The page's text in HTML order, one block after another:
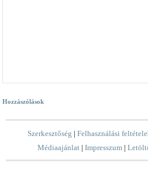
Hozzászólások
Szerkesztőség |Felhasználási
Médiaajánlat |Impresszum |